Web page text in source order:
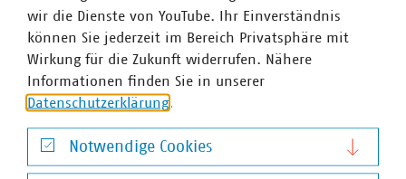
VKU-Bereiche
wir die Dienste von YouTube. Ihr Einverständnis
können Sie jederzeit im Bereich Privatsphäre mit
Wirkung für die Zukunft widerrufen. Nähere
Informationen finden Sie in unserer
Datenschutzerklärung.
Notwendige Cookies
Notwendige Cookies